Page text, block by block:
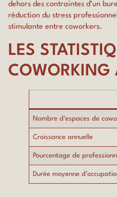
dehors des contraintes d’un
réduction du stress
stimulante entre coworkers.
LES
COWORKING
Nombre d’espaces de
Croissance annuelle
Pourcentage de
Durée moyenne